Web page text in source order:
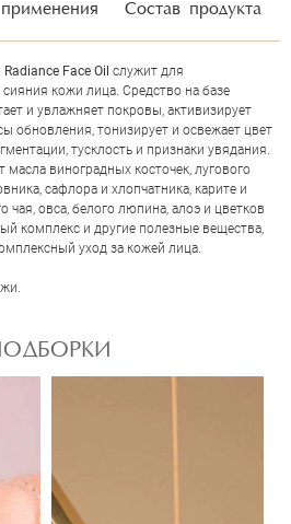
Состав продукта
Face Oil служит для
кожи лица. Средство на базе
и увлажняет покровы, активизирует
обновления, тонизирует и освежает цвет
тусклость и признаки увядания.
виноградных косточек, лугового
сафлора и хлопчатника, карите и
чая, овса, белого люпина, алоэ и цветков
комплекс и другие полезные вещества,
уход за кожей лица.